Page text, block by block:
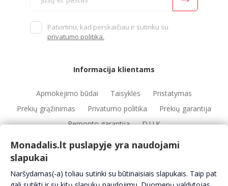
Patvirtinu, kad perskaičiau ir sutinku su
privatumo politika.
Informacija klientams
Apmokėjimo būdai Taisyklės
Pristatymas
Prekių grąžinimas
Privatumo politika
Prekių garantija
Remonto garantija
D.U.K
Automobilių servisai Automobilių dalys Apie mus
Monadalis.lt puslapyje yra naudojami
slapukai
Naršydamas(-a) toliau sutinki su būtinaisiais slapukais. Taip pat